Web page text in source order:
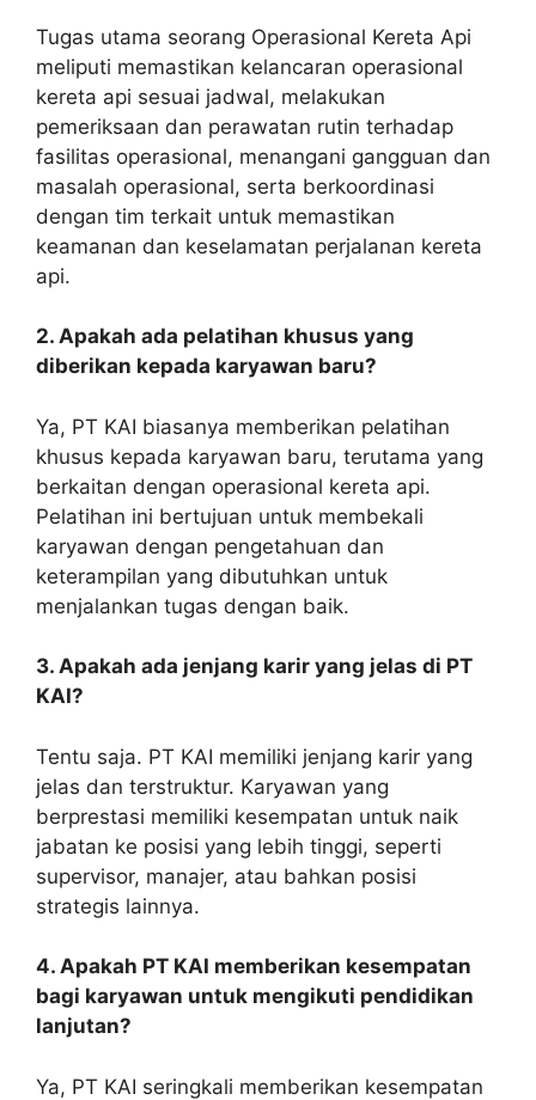
Tugas utama seorang Operasional Kereta Api
meliputi memastikan kelancaran operasional
kereta api sesuai jadwal, melakukan
pemeriksaan dan perawatan rutin terhadap
fasilitas operasional, menangani gangguan dan
masalah operasional, serta berkoordinasi
dengan tim terkait untuk memastikan
keamanan dan keselamatan perjalanan kereta
api.
2. Apakah ada pelatihan khusus yang
diberikan kepada karyawan baru?
Ya, PT KAI biasanya memberikan pelatihan
khusus kepada karyawan baru, terutama yang
berkaitan dengan operasional kereta api.
Pelatihan ini bertujuan untuk membekali
karyawan dengan pengetahuan dan
keterampilan yang dibutuhkan untuk
menjalankan tugas dengan baik.
3. Apakah ada jenjang karir yang jelas di PT
KAI?
Tentu saja. PT KAI memiliki jenjang karir yang
jelas dan terstruktur. Karyawan yang
berprestasi memiliki kesempatan untuk naik
jabatan ke posisi yang lebih tinggi, seperti
supervisor, manajer, atau bahkan posisi
strategis lainnya.
4. Apakah PT KAI memberikan kesempatan
bagi karyawan untuk mengikuti pendidikan
lanjutan?
Ya, PT KAI seringkali memberikan kesempatan